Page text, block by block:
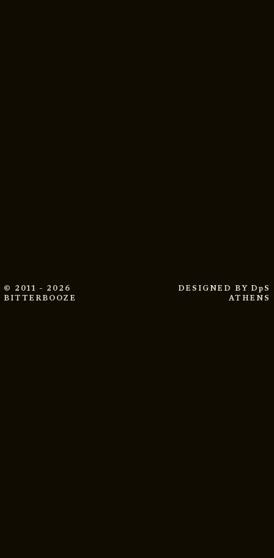
© 2011 - 2026
BITTERBOOZE
DESIGNED BY DpS
ATHENS